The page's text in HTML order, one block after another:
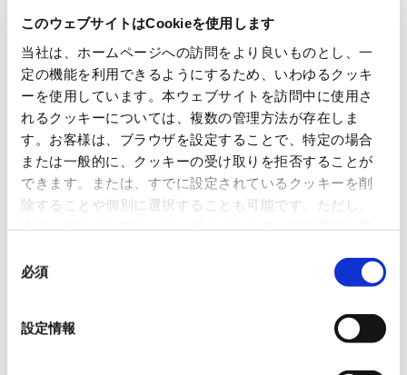
このウェブサイトはCookieを使用します
当社は、ホームページへの訪問をより良いものとし、一
定の機能を利用できるようにするため、いわゆるクッキ
ーを使用しています。本ウェブサイトを訪問中に使用さ
れるクッキーについては、複数の管理方法が存在しま
す。お客様は、ブラウザを設定することで、特定の場合
または一般的に、クッキーの受け取りを拒否することが
できます。または、すでに設定されているクッキーを削
除することや個別に選択することも可能です。ただし、
いるので、ご注意ください。これらのクッキーが受け入
れられない場合、本ウェブサイトの機能が制限される場
必須
設定情報
entire label manufacturing process, including: face-stock + adhesives + release
coatings + release liners.
Please also visit us if you are interested in our comprehensive proposal for
various solutions!
Everyone is very welcome. You will find us at Hall 5 D22!